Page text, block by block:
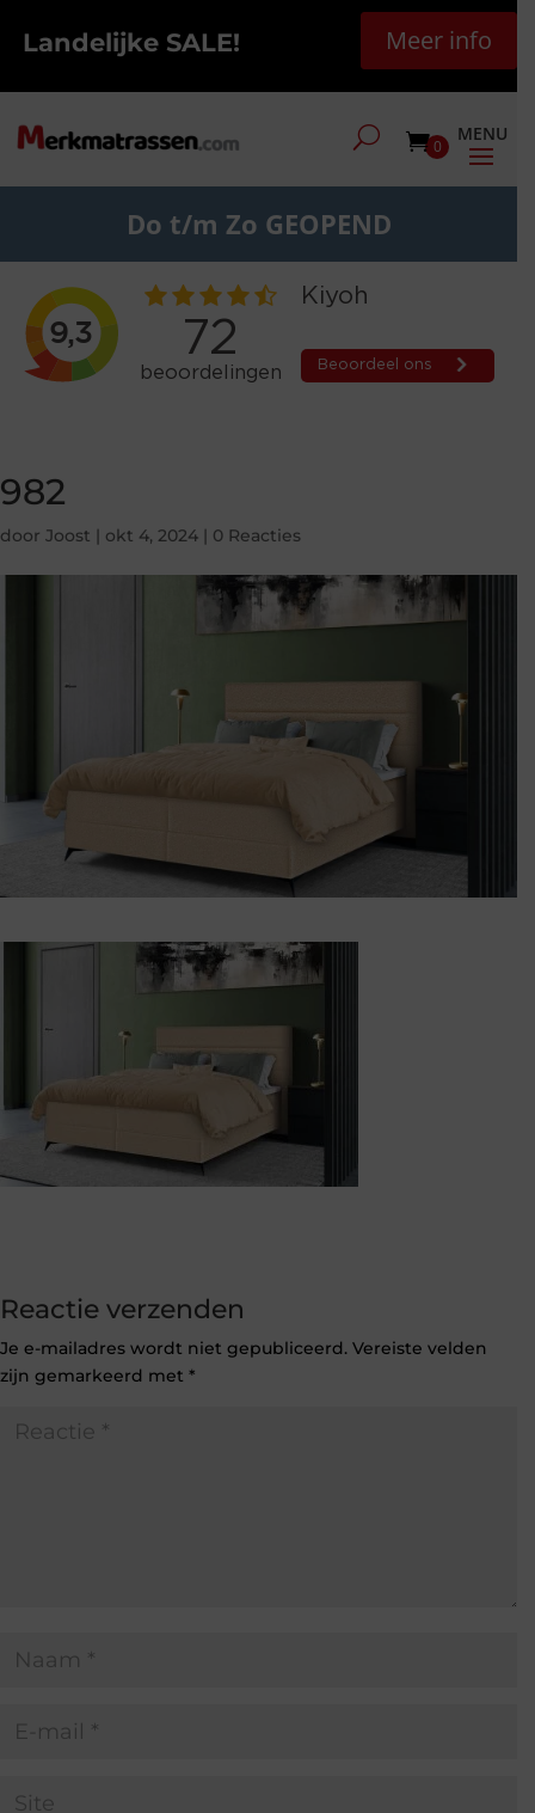
Landelijke SALE! Meer info
0
Do t/m Zo GEOPEND
982
door Joost | okt 4, 2024 | 0 Reacties
Reactie verzenden
Je e-mailadres wordt niet gepubliceerd. Vereiste velden
zijn gemarkeerd met *